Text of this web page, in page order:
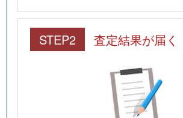
STEP2 査定結果が届く